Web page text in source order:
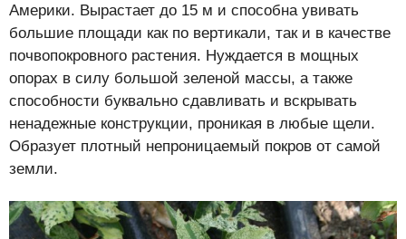
Америки. Вырастает до 15 м и способна увивать
большие площади как по вертикали, так и в качестве
почвопокровного растения. Нуждается в мощных
опорах в силу большой зеленой массы, а также
способности буквально сдавливать и вскрывать
ненадежные конструкции, проникая в любые щели.
Образует плотный непроницаемый покров от самой
земли.